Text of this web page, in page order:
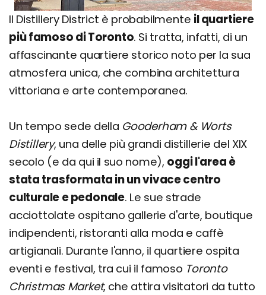
Il Distillery District è probabilmente il quartiere
più famoso di Toronto. Si tratta, infatti, di un
affascinante quartiere storico noto per la sua
atmosfera unica, che combina architettura
vittoriana e arte contemporanea.
Un tempo sede della Gooderham & Worts
Distillery, una delle più grandi distillerie del XIX
secolo (e da qui il suo nome), oggi l'area è
stata trasformata in un vivace centro
culturale e pedonale. Le sue strade
acciottolate ospitano gallerie d'arte, boutique
indipendenti, ristoranti alla moda e caffè
artigianali. Durante l'anno, il quartiere ospita
eventi e festival, tra cui il famoso Toronto
Christmas Market, che attira visitatori da tutto